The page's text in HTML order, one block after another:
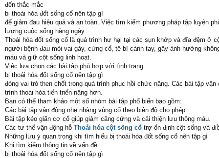
đến thắc mắc
bị thoái hóa đốt sống cổ nên tập gì
để giảm đau hiệu quả và an toàn. Việc tìm kiếm phương pháp tập luyện
lượng cuộc sống hàng ngày.
Thoái hóa đốt sống cổ là quá trình hư hại tại các sụn khớp và đĩa đệm ở
người bệnh đau mỏi vai gáy, cứng cổ, tê bì cánh tay, gây ảnh hưởng
máu và giữ cột sống linh hoạt.
Việc lựa chọn các bài tập phù hợp với tình trạng
bị thoái hóa đốt sống cổ nên tập gì
đóng vai trò then chốt trong quá trình phục hồi chức năng. Các bài tập
trình thoái hóa tiến triển nặng hơn.
Bạn có thể tham khảo một số nhóm bài tập phổ biến bao gồm:
Các bài tập vận động nhẹ nhàng vùng cổ theo biên độ cho phép.
Bài tập kéo giãn cơ cổ giúp giảm căng cứng và cải thiện lưu thông máu.
Các tư thế vận động hỗ Thoái hóa cột sống cổ trợ ổn định cột sống và
Những lưu ý quan trọng khi tìm hiểu bị thoái hóa đốt sống cổ nên tập gì
Khi tìm kiếm thông tin về vấn đề
bị thoái hóa đốt sống cổ nên tập gì